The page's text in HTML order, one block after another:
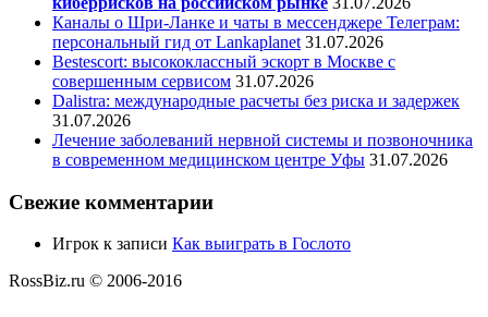
Каналы о Шри-Ланке и чаты в мессенджере Телеграм:
персональный гид от Lankaplanet 31.07.2026
Bestescort: высококлассный эскорт в Москве с
совершенным сервисом 31.07.2026
Dalistra: международные расчеты без риска и задержек
31.07.2026
Лечение заболеваний нервной системы и позвоночника
в современном медицинском центре Уфы 31.07.2026
Свежие комментарии
Игрок к записи Как выиграть в Гослото
RossBiz.ru © 2006-2016